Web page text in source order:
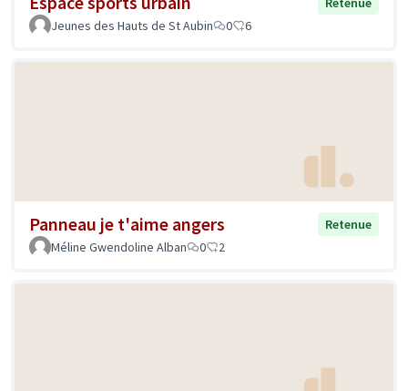
Jeunes des Hauts de St Aubin
0 6
Panneau je t'aime angers
Retenue
Méline Gwendoline Alban
0 2